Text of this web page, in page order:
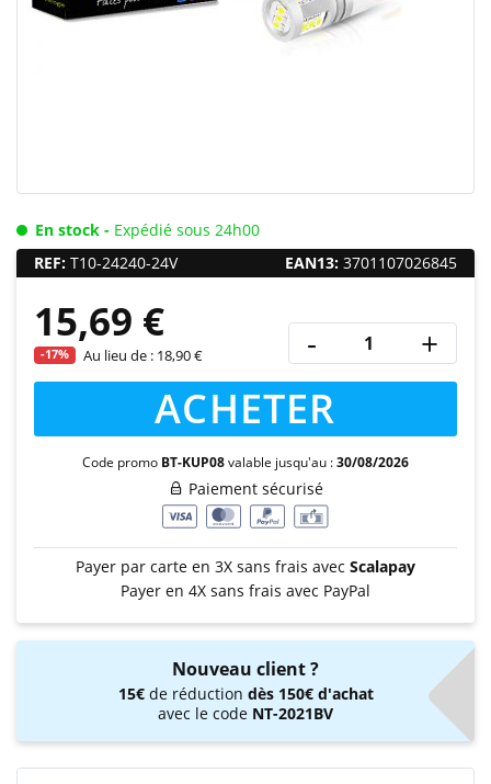
En stock - Expédié sous 24h00
REF: T10-24240-24V EAN13: 3701107026845
15,69 €
-17% Au lieu de : 18,90 € - +
ACHETER
Code promo BT-KUP08valable jusqu'au :30/08/2026
Paiement sécurisé
Payer par carte en 3X sans frais avec Scalapay
Payer en 4X sans frais avec PayPal
Nouveau client ?
15€de réduction dès 150€ d'achat
avec le code NT-2021BV